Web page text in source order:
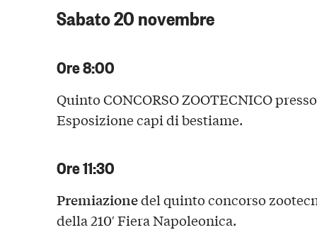
Sabato 20 novembre
Ore 8:00
Quinto CONCORSO ZOOTECNICO
Esposizione capi di bestiame.
Ore 11:30
Premiazionedel quinto concorso
della 210′ Fiera Napoleonica.